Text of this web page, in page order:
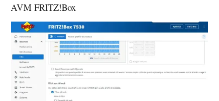
AVM FRITZ!Box